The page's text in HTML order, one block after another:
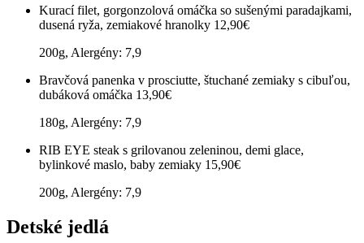
Kurací filet, gorgonzolová omáčka so sušenými paradajkami,
dusená ryža, zemiakové hranolky 12,90€
200g, Alergény: 7,9
Bravčová panenka v prosciutte, štuchané zemiaky s cibuľou,
dubáková omáčka 13,90€
180g, Alergény: 7,9
RIB EYE steak s grilovanou zeleninou, demi glace,
bylinkové maslo, baby zemiaky 15,90€
200g, Alergény: 7,9
Detské jedlá